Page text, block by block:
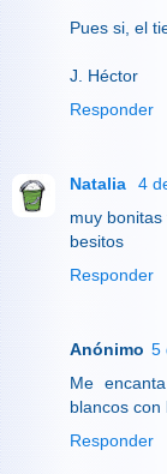
Pues si, el
J. Héctor
Responder
Natalia
4
muy bonitas
besitos
Responder
Anónimo 5
Me
blancos con
Responder